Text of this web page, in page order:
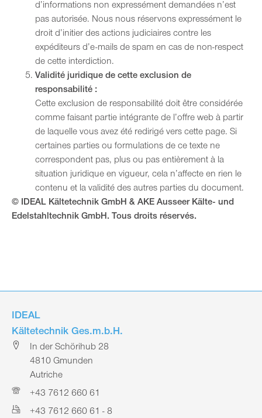
d’informations non expressément demandées n’est
pas autorisée. Nous nous réservons expressément le
droit d’initier des actions judiciaires contre les
expéditeurs d’e-mails de spam en cas de non-respect
de cette interdiction.
Validité juridique de cette exclusion de
responsabilité :
Cette exclusion de responsabilité doit être considérée
comme faisant partie intégrante de l’offre web à partir
de laquelle vous avez été redirigé vers cette page. Si
certaines parties ou formulations de ce texte ne
correspondent pas, plus ou pas entièrement à la
situation juridique en vigueur, cela n’affecte en rien le
contenu et la validité des autres parties du document.
© IDEAL Kältetechnik GmbH & AKE Ausseer Kälte- und
Edelstahltechnik GmbH. Tous droits réservés.
IDEAL
Kältetechnik Ges.m.b.H.
In der Schörihub 28
4810 Gmunden
Autriche
+43 7612 660 61
+43 7612 660 61 - 8